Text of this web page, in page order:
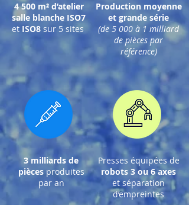
4 500 m² d’atelier
salle blanche ISO7
et ISO8 sur 5 sites
Production moyenne
et grande série
(de 5 000 à 1 milliard
de pièces par
référence)
3 milliards de
pièces produites
par an
Presses équipées de
robots 3 ou 6 axes
etséparation
d’empreintes